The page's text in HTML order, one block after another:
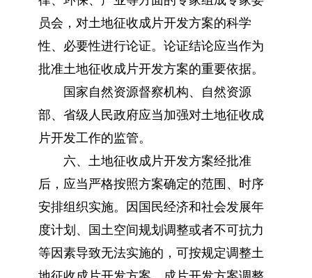
员会，对土地征收成片开发方案的科学
性、必要性进行论证。论证结论应当作为
批准土地征收成片开发方案的重要依据。
国家自然资源督察机构、自然资源
部、省级人民政府应当加强对土地征收成
片开发工作的监管。
六、土地征收成片开发方案经批准
后，应当严格按照方案确定的范围、时序
安排组织实施。因国民经济和社会发展年
度计划、国土空间规划调整或者不可抗力
等因素导致无法实施的，可按规定调整土